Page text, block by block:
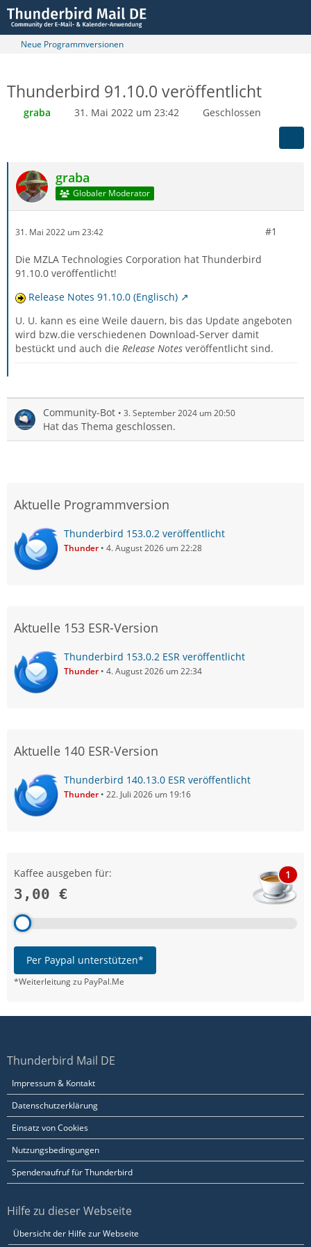
Neue Programmversionen
Thunderbird 91.10.0 veröffentlicht
graba 31. Mai 2022 um 23:42 Geschlossen
graba
Globaler Moderator
31. Mai 2022 um 23:42 #1
Die MZLA Technologies Corporation hat Thunderbird
91.10.0 veröffentlicht!
Release Notes 91.10.0 (Englisch)
U. U. kann es eine Weile dauern, bis das Update angeboten
wird bzw.die verschiedenen Download-Server damit
bestückt und auch die Release Notes veröffentlicht sind.
Community-Bot 3. September 2024 um 20:50
Hat das Thema geschlossen.
Aktuelle Programmversion
Thunderbird 153.0.2 veröffentlicht
Thunder 4. August 2026 um 22:28
Aktuelle 153 ESR-Version
Thunderbird 153.0.2 ESR veröffentlicht
Thunder 4. August 2026 um 22:34
Aktuelle 140 ESR-Version
Thunderbird 140.13.0 ESR veröffentlicht
Thunder 22. Juli 2026 um 19:16
Kaffee ausgeben für:
3,00 €
1
Per Paypal unterstützen*
*Weiterleitung zu PayPal.Me
Thunderbird Mail DE
Impressum & Kontakt
Datenschutzerklärung
Einsatz von Cookies
Nutzungsbedingungen
Spendenaufruf für Thunderbird
Hilfe zu dieser Webseite
Übersicht der Hilfe zur Webseite